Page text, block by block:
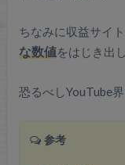
ちなみに収益サイ
な数値をはじき出
恐るべしYouTube
参考